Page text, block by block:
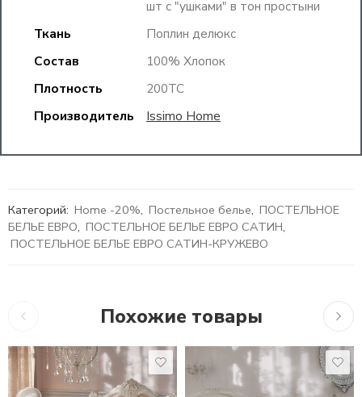
шт c "ушками" в тон простыни
Ткань
Поплин делюкс
Состав
100% Хлопок
Плотность
200TC
Производитель
Issimo Home
Категорий: Home -20%, Постельное белье, ПОСТЕЛЬНОЕ
БЕЛЬЕ ЕВРО, ПОСТЕЛЬНОЕ БЕЛЬЕ ЕВРО САТИН,
ПОСТЕЛЬНОЕ БЕЛЬЕ ЕВРО САТИН-КРУЖЕВО
Похожие товары